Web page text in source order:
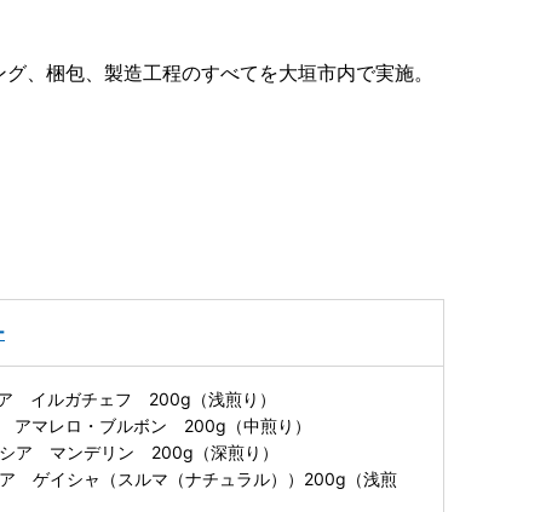
、梱包、製造工程のすべてを大垣市内で実施。
イルガチェフ 200g（浅煎り）
アマレロ・ブルボン 200g（中煎り）
ア マンデリン 200g（深煎り）
ゲイシャ（スルマ（ナチュラル））200g（浅煎